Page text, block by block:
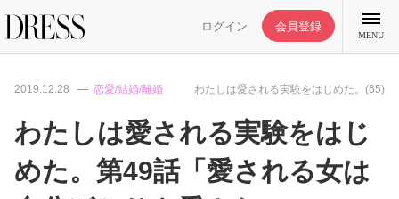
ログイン 会員登録
MENU
特集記事
2019.12.28 恋愛/結婚/離婚 わたしは愛される実験をはじめた。(65)
わたしは愛される実験をはじ
めた。第49話「愛される女は